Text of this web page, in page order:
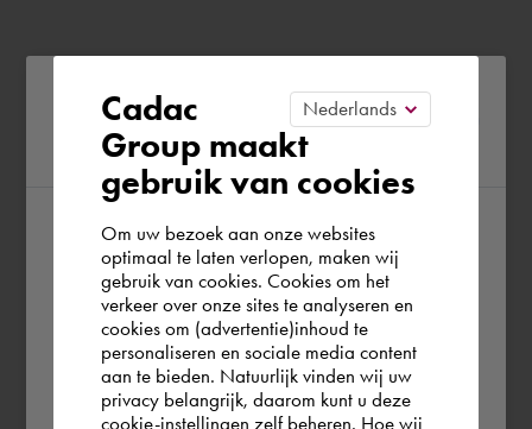
Please confirm your current
region
According to us you are situated in Rest of
the world. Please confirm in which country
you wish to shop.
Nederland
Cadac
Group maakt
gebruik van cookies
Om uw bezoek aan onze websites
optimaal te laten verlopen, maken wij
gebruik van cookies. Cookies om het
verkeer over onze sites te analyseren en
cookies om (advertentie)inhoud te
personaliseren en sociale media content
aan te bieden. Natuurlijk vinden wij uw
privacy belangrijk, daarom kunt u deze
cookie-instellingen zelf beheren. Hoe wij